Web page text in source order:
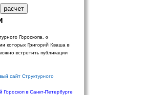
Гороскопа, о
которых Григорий Кваша в
встретить публикации
сайт Структурного
Гороскоп в Санкт-Петербурге